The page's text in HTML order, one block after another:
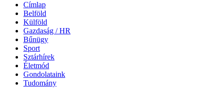
Címlap
Belföld
Külföld
Gazdaság / HR
Bűnügy
Sport
Sztárhírek
Életmód
Gondolataink
Tudomány